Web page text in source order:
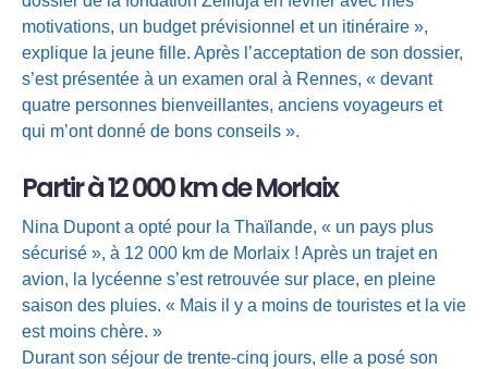
motivations, un budget prévisionnel et un itinéraire »,
explique la jeune fille. Après l’acceptation de son dossier,
s’est présentée à un examen oral à Rennes, « devant
quatre personnes bienveillantes, anciens voyageurs et
qui m’ont donné de bons conseils ».
Partir à 12 000 km de Morlaix
Nina Dupont a opté pour la Thaïlande, « un pays plus
sécurisé », à 12 000 km de Morlaix ! Après un trajet en
avion, la lycéenne s’est retrouvée sur place, en pleine
saison des pluies. « Mais il y a moins de touristes et la vie
est moins chère. »
Durant son séjour de trente-cinq jours, elle a posé son